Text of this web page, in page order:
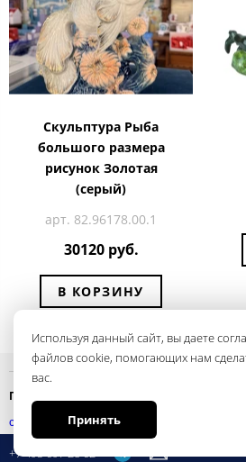
Скульптура Рыба
большого размера
рисунок Золотая
(серый)
арт. 82.96178.00.1
30120 руб.
В КОРЗИНУ
Используя данный сайт, вы даете
файлов cookie, помогающих нам
вас.
Принять
+7 495 697 28 62
Политика конфиденциальности
смотреть